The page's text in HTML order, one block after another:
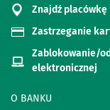
O BANKU
Znajdź
Zastrzeganie
Zablokowanie/
elektronicznej